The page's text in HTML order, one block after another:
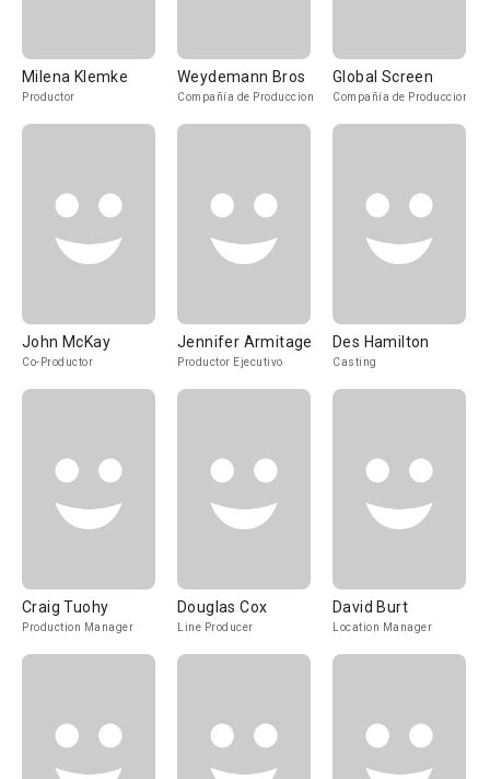
Milena Klemke
Productor
Weydemann Bros
Compañía de Produccion
Global Screen
Compañía de Produccion
John McKay
Co-Productor
Jennifer Armitage
Productor Ejecutivo
Des Hamilton
Casting
Craig Tuohy
Production Manager
Douglas Cox
Line Producer
David Burt
Location Manager